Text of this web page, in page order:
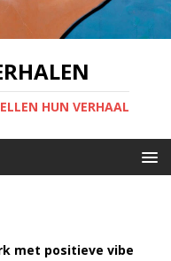
HUN VERHAAL
met positieve vibe